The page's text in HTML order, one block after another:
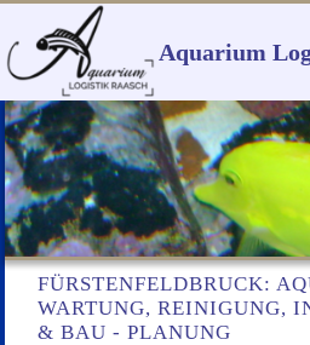
Aquarium
FÜRSTENFELDBRUCK:
WARTUNG, REINIGUNG,
& BAU - PLANUNG